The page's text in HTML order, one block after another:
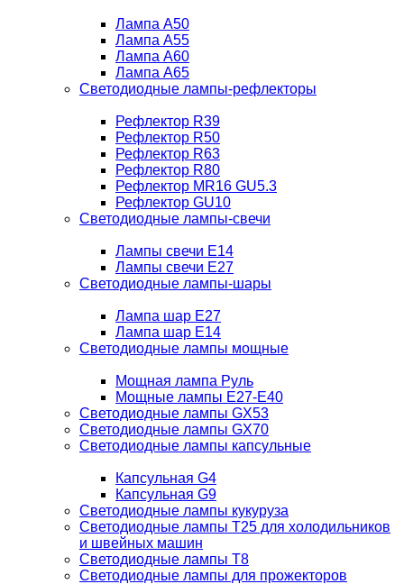
Лампа A50
Лампа A55
Лампа A60
Лампа A65
Светодиодные лампы-рефлекторы
Рефлектор R39
Рефлектор R50
Рефлектор R63
Рефлектор R80
Рефлектор MR16 GU5.3
Рефлектор GU10
Светодиодные лампы-свечи
Лампы свечи Е14
Лампы свечи Е27
Светодиодные лампы-шары
Лампа шар E27
Лампа шар Е14
Светодиодные лампы мощные
Мощная лампа Руль
Мощные лампы E27-E40
Светодиодные лампы GX53
Светодиодные лампы GX70
Светодиодные лампы капсульные
Капсульная G4
Капсульная G9
Светодиодные лампы кукуруза
Светодиодные лампы T25 для холодильников
и швейных машин
Светодиодные лампы T8
Светодиодные лампы для прожекторов